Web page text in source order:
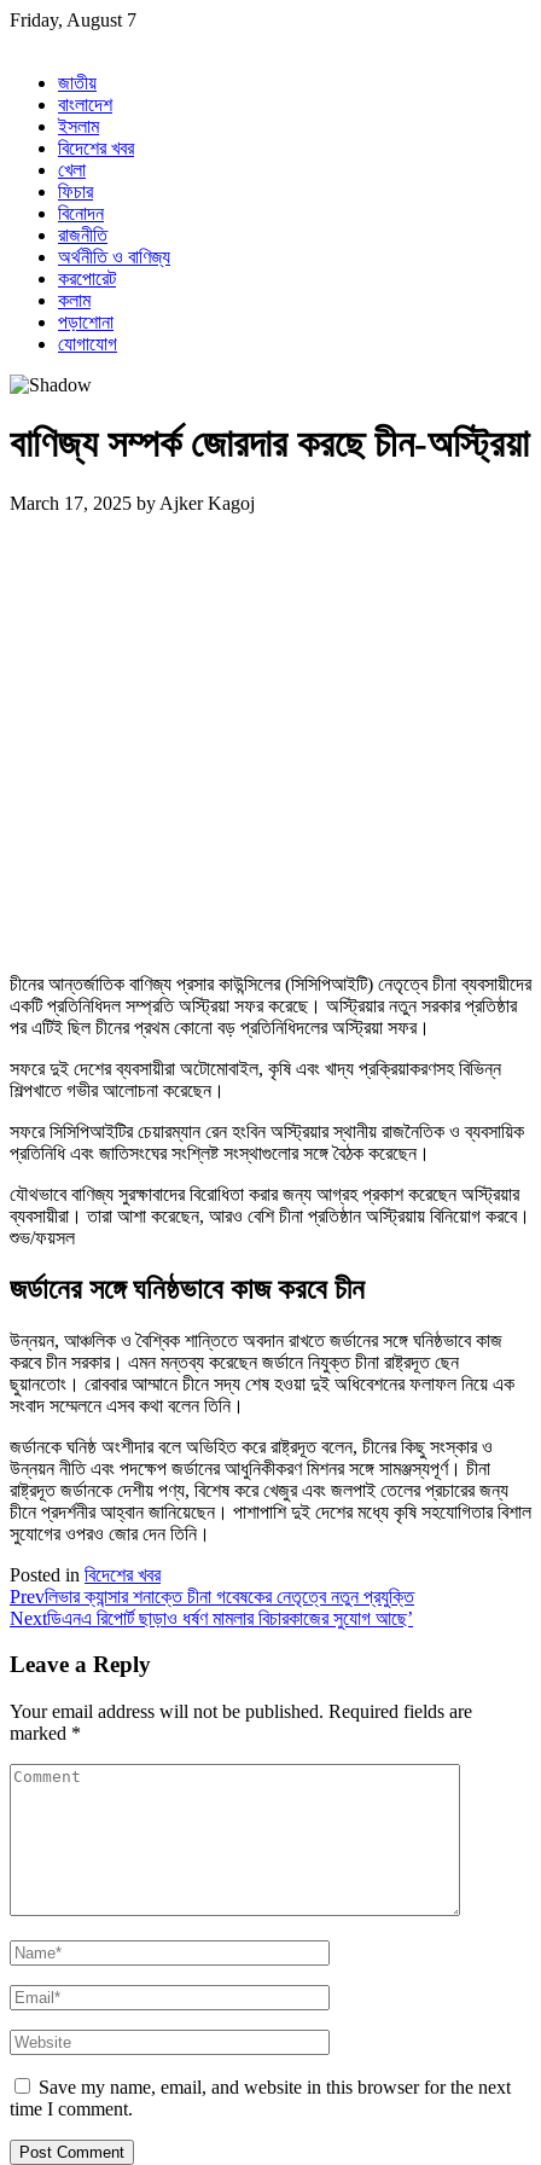
Skip
Friday, August 7
জাতীয়
বাংলাদেশ
ইসলাম
বিদেশের খবর
খেলা
ফিচার
বিনোদন
রাজনীতি
অর্থনীতি ও বাণিজ্য
করপোরেট
কলাম
পড়াশোনা
যোগাযোগ
বাণিজ্য সম্পর্ক জোরদার করছে চীন-অস্ট্রিয়া
March 17, 2025 by Ajker Kagoj
চীনের আন্তর্জাতিক বাণিজ্য প্রসার কাউন্সিলের (সিসিপিআইটি) নেতৃত্বে চীনা ব্যবসায়ীদের
একটি প্রতিনিধিদল সম্প্রতি অস্ট্রিয়া সফর করেছে। অস্ট্রিয়ার নতুন সরকার প্রতিষ্ঠার
পর এটিই ছিল চীনের প্রথম কোনো বড় প্রতিনিধিদলের অস্ট্রিয়া সফর।
সফরে দুই দেশের ব্যবসায়ীরা অটোমোবাইল, কৃষি এবং খাদ্য প্রক্রিয়াকরণসহ বিভিন্ন
শিল্পখাতে গভীর আলোচনা করেছেন।
সফরে সিসিপিআইটির চেয়ারম্যান রেন হংবিন অস্ট্রিয়ার স্থানীয় রাজনৈতিক ও ব্যবসায়িক
প্রতিনিধি এবং জাতিসংঘের সংশ্লিষ্ট সংস্থাগুলোর সঙ্গে বৈঠক করেছেন।
যৌথভাবে বাণিজ্য সুরক্ষাবাদের বিরোধিতা করার জন্য আগ্রহ প্রকাশ করেছেন অস্ট্রিয়ার
ব্যবসায়ীরা। তারা আশা করেছেন, আরও বেশি চীনা প্রতিষ্ঠান অস্ট্রিয়ায় বিনিয়োগ করবে।
শুভ/ফয়সল
জর্ডানের সঙ্গে ঘনিষ্ঠভাবে কাজ করবে চীন
উন্নয়ন, আঞ্চলিক ও বৈশ্বিক শান্তিতে অবদান রাখতে জর্ডানের সঙ্গে ঘনিষ্ঠভাবে কাজ
করবে চীন সরকার। এমন মন্তব্য করেছেন জর্ডানে নিযুক্ত চীনা রাষ্ট্রদূত ছেন
ছুয়ানতোং। রোববার আম্মানে চীনে সদ্য শেষ হওয়া দুই অধিবেশনের ফলাফল নিয়ে এক
সংবাদ সম্মেলনে এসব কথা বলেন তিনি।
জর্ডানকে ঘনিষ্ঠ অংশীদার বলে অভিহিত করে রাষ্ট্রদূত বলেন, চীনের কিছু সংস্কার ও
উন্নয়ন নীতি এবং পদক্ষেপ জর্ডানের আধুনিকীকরণ মিশনর সঙ্গে সামঞ্জস্যপূর্ণ। চীনা
রাষ্ট্রদূত জর্ডানকে দেশীয় পণ্য, বিশেষ করে খেজুর এবং জলপাই তেলের প্রচারের জন্য
চীনে প্রদর্শনীর আহ্বান জানিয়েছেন। পাশাপাশি দুই দেশের মধ্যে কৃষি সহযোগিতার বিশাল
সুযোগের ওপরও জোর দেন তিনি।
Posted in বিদেশের খবর
Prevলিভার ক্যান্সার শনাক্তে চীনা গবেষকের নেতৃত্বে নতুন প্রযুক্তি
Nextডিএনএ রিপোর্ট ছাড়াও ধর্ষণ মামলার বিচারকাজের সুযোগ আছে’
Leave a Reply
Your email address will not be published. Required fields are
marked *
Save my name, email, and website in this browser for the next
time I comment.